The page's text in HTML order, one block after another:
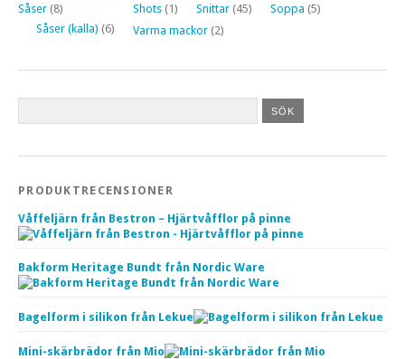
Såser (8)
Såser (kalla) (6)
Shots (1) Snittar (45) Soppa (5)
Varma mackor (2)
PRODUKTRECENSIONER
Våffeljärn från Bestron – Hjärtvåfflor på pinne
Bakform Heritage Bundt från Nordic Ware
Bagelform i silikon från Lekue
Mini-skärbrädor från Mio